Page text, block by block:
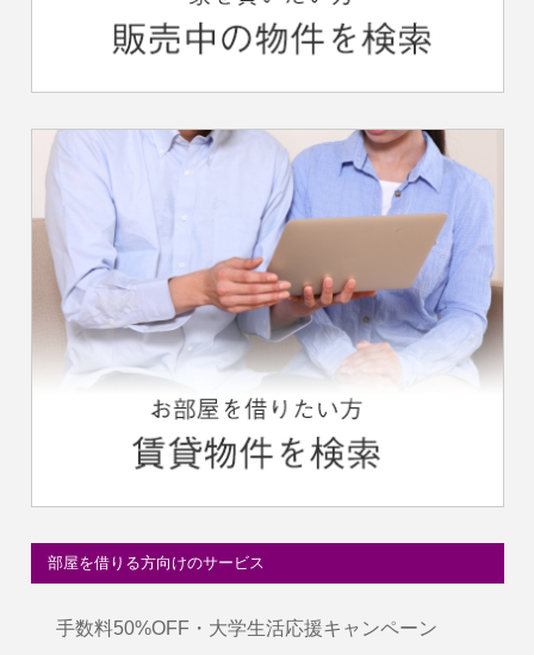
部屋を借りる方向けのサービス
手数料50%OFF・大学生活応援キャンペーン